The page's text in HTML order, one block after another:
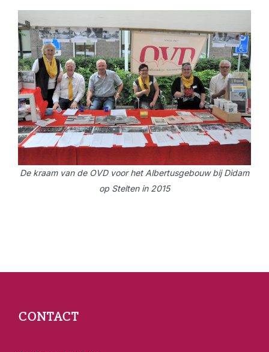
De kraam van de OVD voor het Albertusgebouw bij Didam
op Stelten in 2015
navigatie
CONTACT